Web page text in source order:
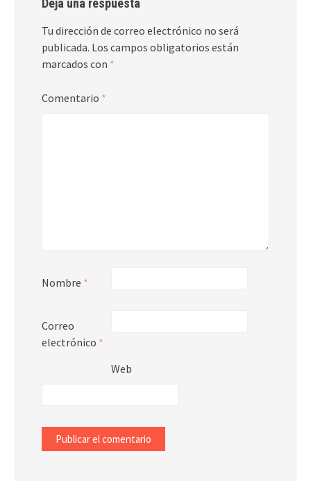
Deja una respuesta
Tu dirección de correo electrónico no será
publicada. Los campos obligatorios están
marcados con *
Comentario *
Nombre *
Correo
electrónico *
Web